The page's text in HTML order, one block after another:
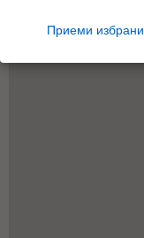
Приеми избрани